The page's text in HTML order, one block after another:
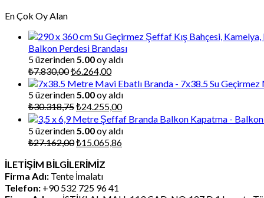
En Çok Oy Alan
Balkon Perdesi Brandası
5 üzerinden5.00oy aldı
₺7.830,00Orijinal
fiyat:
₺7.830,00.
₺6.264,00Şu
andaki
fiyat:
₺6.264,00.
5 üzerinden5.00oy aldı
₺30.318,75Orijinal
fiyat:
₺30.318,75.
₺24.255,00Şu
andaki
fiyat:
5 üzerinden5.00oy aldı
₺27.162,00Orijinal
₺27.162,00.
₺15.065,86Şu
İLETİŞİM BİLGİLERİMİZ
Firma Adı: Tente İmalatı
Telefon: +90 532 725 96 41